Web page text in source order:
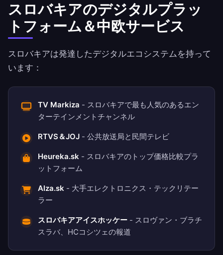
スロバキアのデジタルプラッ
トフォーム＆中欧サービス
スロバキアは発達したデジタルエコシステムを持って
います：
TV Markiza - スロバキアで最も人気のあるエン
ターテインメントチャンネル
RTVS＆JOJ - 公共放送局と民間テレビ
Heureka.sk - スロバキアのトップ価格比較プラ
ットフォーム
Alza.sk - 大手エレクトロニクス・テックリテー
ラー
スロバキアアイスホッケー - スロヴァン・ブラチ
スラバ、HCコシツェの報道